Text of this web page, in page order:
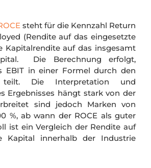
steht für die Kennzahl Return
(Rendite auf das eingesetzte
Kapitalrendite auf das insgesamt
Die Berechnung erfolgt,
EBIT in einer Formel durch den
teilt. Die Interpretation und
Ergebnisses hängt stark von der
sind jedoch Marken von
%, ab wann der ROCE als guter
ist ein Vergleich der Rendite auf
Kapital innerhalb der Industrie